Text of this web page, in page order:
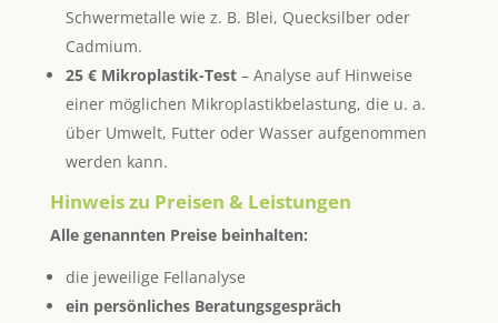
Schwermetalle wie z. B. Blei, Quecksilber oder
Cadmium.
25 € Mikroplastik-Test– Analyse auf Hinweise
einer möglichen Mikroplastikbelastung, die u. a.
über Umwelt, Futter oder Wasser aufgenommen
werden kann.
Hinweis zu Preisen & Leistungen
Alle genannten Preise beinhalten:
die jeweilige Fellanalyse
ein persönliches Beratungsgespräch